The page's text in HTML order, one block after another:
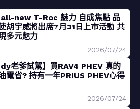
new T-Roc 魅力 自成焦點 品
胡宇威將出席7月31日上市活動 共
多元魅力
2026/07/24
老爹試駕】買RAV4 PHEV 真的
電省? 持有一年PRIUS PHEV心得
2026/07/24